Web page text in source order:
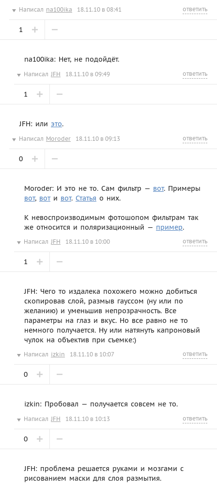
Написал na100ika 18.11.10 в 08:41 ответить
1
na100ika: Нет, не подойдёт.
Написал JFH 18.11.10 в 09:49 ответить
1
JFH: или это.
Написал Moroder 18.11.10 в 09:13 ответить
0
Moroder: И это не то. Сам фильтр — вот. Примеры
вот, воти вот. Статья о них.
К невоспроизводимым фотошопом фильтрам так
же относится и поляризационный — пример.
Написал JFH 18.11.10 в 10:00 ответить
1
JFH: Чего то издалека похожего можно добиться
скопировав слой, размыв гауссом (ну или по
желанию) и уменьшив непрозрачность. Все
параметры на глаз и вкус. Но все равно не то
немного получается. Ну или натянуть капроновый
чулок на объектив при съемке:)
Написал izkin 18.11.10 в 10:07 ответить
0
izkin: Пробовал — получается совсем не то.
Написал JFH 18.11.10 в 10:13 ответить
0
JFH: проблема решается руками и мозгами с
рисованием маски для слоя размытия.